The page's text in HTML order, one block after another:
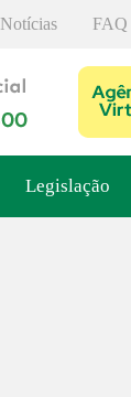
Notícias FAQ
Legislação